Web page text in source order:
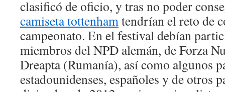
clasificó de oficio, y tras no poder
camiseta tottenhamtendrían el reto de
campeonato. En el festival debían
miembros del NPD alemán, de Forza
Dreapta (Rumanía), así como algunos
estadounidenses, españoles y de otros